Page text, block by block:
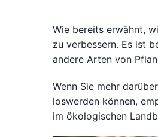
Wie bereits erwähnt,
zu verbessern. Es ist
andere Arten von
Wenn Sie mehr
loswerden können,
im ökologischen